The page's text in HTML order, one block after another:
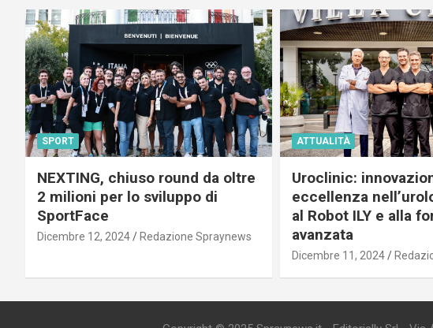
SPORT
NEXTING, chiuso round da oltre
2 milioni per lo sviluppo di
SportFace
Dicembre 12, 2024 Redazione Spraynews
ATTUALITÀ
Uroclinic:
eccellenza
al Robot ILY e alla
avanzata
Dicembre 11, 2024